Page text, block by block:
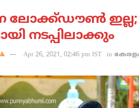
ഇല്ല;
നടപ്പിലാക്കും
Apr 26, 2021, 02:46 pm IST in